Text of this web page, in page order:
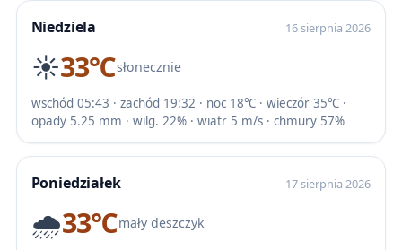
Niedziela 16 sierpnia 2026
☀️33℃słonecznie
wschód 05:43 · zachód 19:32 · noc 18℃ · wieczór 35℃ ·
opady 5.25 mm · wilg. 22% · wiatr 5 m/s · chmury 57%
Poniedziałek 17 sierpnia 2026
🌧️33℃mały deszczyk